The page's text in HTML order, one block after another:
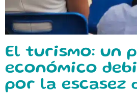
El turismo: un
económico
por la escasez